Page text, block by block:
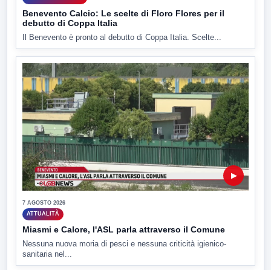
Benevento Calcio: Le scelte di Floro Flores per il
debutto di Coppa Italia
Il Benevento è pronto al debutto di Coppa Italia. Scelte...
▶
7 AGOSTO 2026
ATTUALITÀ
Miasmi e Calore, l'ASL parla attraverso il Comune
Nessuna nuova moria di pesci e nessuna criticità igienico-
sanitaria nel...